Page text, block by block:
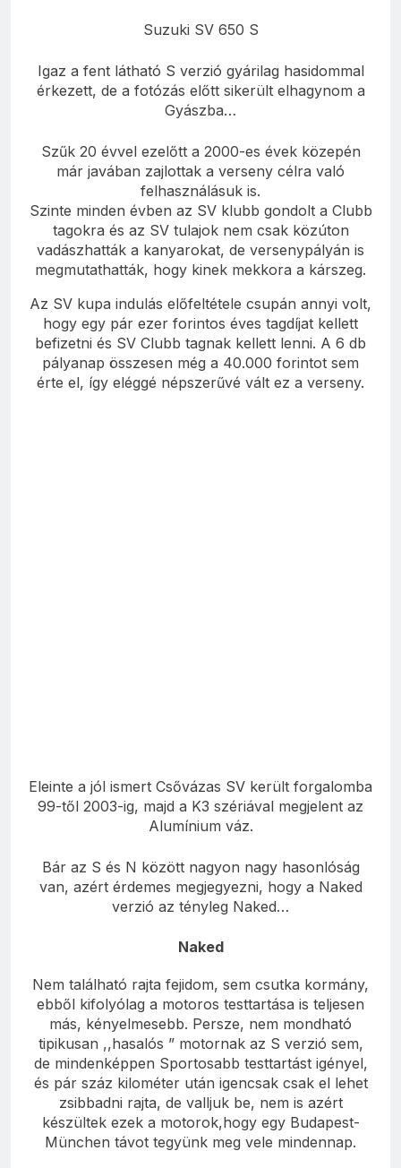
Suzuki SV 650 S
Igaz a fent látható S verzió gyárilag hasidommal
érkezett, de a fotózás előtt sikerült elhagynom a
Gyászba…
Szűk 20 évvel ezelőtt a 2000-es évek közepén
már javában zajlottak a verseny célra való
felhasználásuk is.
Szinte minden évben az SV klubb gondolt a Clubb
tagokra és az SV tulajok nem csak közúton
vadászhatták a kanyarokat, de versenypályán is
megmutathatták, hogy kinek mekkora a kárszeg.
Az SV kupa indulás előfeltétele csupán annyi volt,
hogy egy pár ezer forintos éves tagdíjat kellett
befizetni és SV Clubb tagnak kellett lenni. A 6 db
pályanap összesen még a 40.000 forintot sem
érte el, így eléggé népszerűvé vált ez a verseny.
Eleinte a jól ismert Csővázas SV került forgalomba
99-től 2003-ig, majd a K3 szériával megjelent az
Alumínium váz.
Bár az S és N között nagyon nagy hasonlóság
van, azért érdemes megjegyezni, hogy a Naked
verzió az tényleg Naked…
Naked
Nem található rajta fejidom, sem csutka kormány,
ebből kifolyólag a motoros testtartása is teljesen
más, kényelmesebb. Persze, nem mondható
tipikusan ,,hasalós ” motornak az S verzió sem,
de mindenképpen Sportosabb testtartást igényel,
és pár száz kilométer után igencsak csak el lehet
zsibbadni rajta, de valljuk be, nem is azért
készültek ezek a motorok,hogy egy Budapest-
München távot tegyünk meg vele mindennap.